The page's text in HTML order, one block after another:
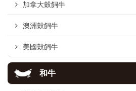
加拿大穀飼牛
澳洲穀飼牛
美國穀飼牛
和牛